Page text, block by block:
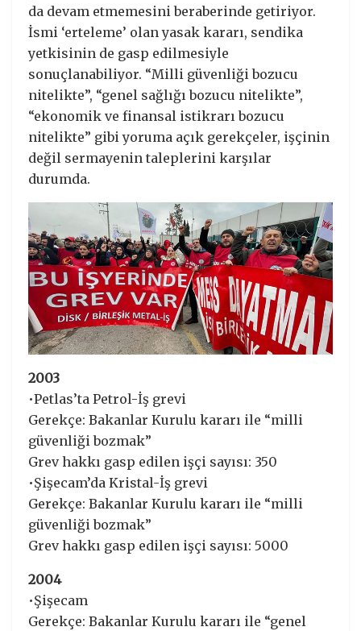
da devam etmemesini beraberinde getiriyor.
İsmi ‘erteleme’ olan yasak kararı, sendika
yetkisinin de gasp edilmesiyle
sonuçlanabiliyor. “Milli güvenliği bozucu
nitelikte”, “genel sağlığı bozucu nitelikte”,
“ekonomik ve finansal istikrarı bozucu
nitelikte” gibi yoruma açık gerekçeler, işçinin
değil sermayenin taleplerini karşılar
durumda.
2003
•Petlas’ta Petrol-İş grevi
Gerekçe: Bakanlar Kurulu kararı ile “milli
güvenliği bozmak”
Grev hakkı gasp edilen işçi sayısı: 350
•Şişecam’da Kristal-İş grevi
Gerekçe: Bakanlar Kurulu kararı ile “milli
güvenliği bozmak”
Grev hakkı gasp edilen işçi sayısı: 5000
2004
•Şişecam
Gerekçe: Bakanlar Kurulu kararı ile “genel